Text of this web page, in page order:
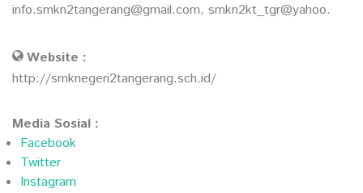
info.smkn2tangerang@gmail.com, smkn2kt_tgr@yahoo.
Website :
http://smknegeri2tangerang.sch.id/
Media Sosial :
Facebook
Twitter
Instagram